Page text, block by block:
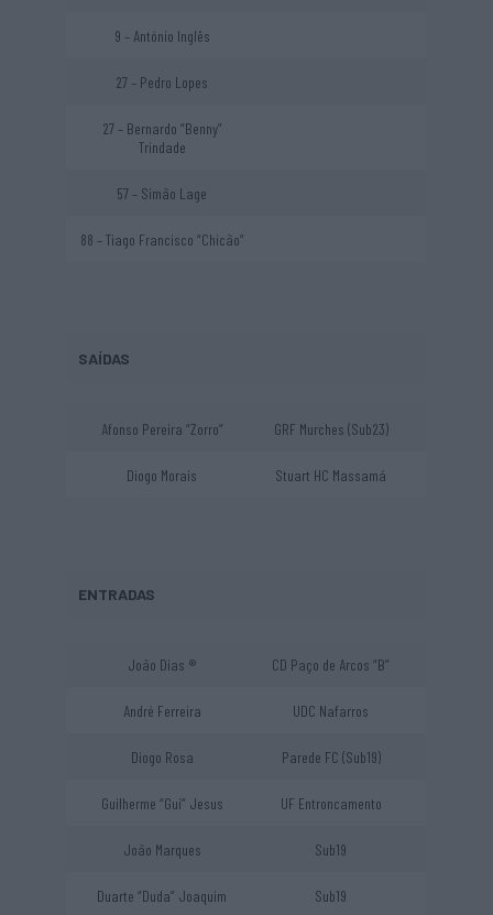
9 – António Inglês
27 – Pedro Lopes
27 – Bernardo “Benny”
Trindade
57 – Simão Lage
88 – Tiago Francisco “Chicão”
SAÍDAS
Afonso Pereira “Zorro” GRF Murches (Sub23)
Diogo Morais Stuart HC Massamá
ENTRADAS
João Dias ® CD Paço de Arcos “B”
André Ferreira UDC Nafarros
Diogo Rosa Parede FC (Sub19)
Guilherme “Gui” Jesus UF Entroncamento
João Marques Sub19
Duarte “Duda” Joaquim Sub19